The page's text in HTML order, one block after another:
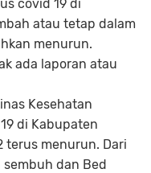
covid 19 di
atau tetap dalam
menurun.
ada laporan atau
Kesehatan
di Kabupaten
terus menurun. Dari
sembuh dan Bed